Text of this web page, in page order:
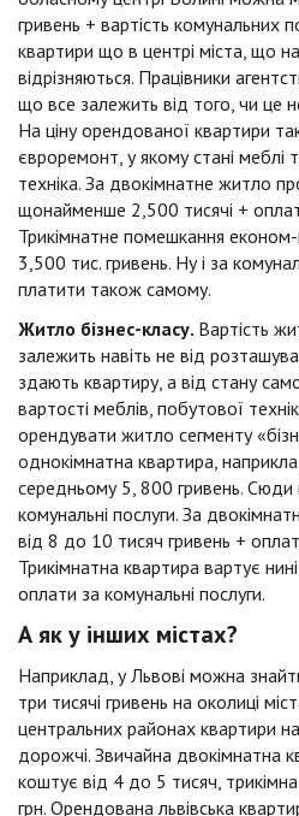
гривень + вартість комунальних
квартири що в центрі міста, що
відрізняються. Працівники
що все залежить від того, чи це
На ціну орендованої квартири
євроремонт, у якому стані меблі
техніка. За двокімнатне житло
щонайменше 2,500 тисячі +
Трикімнатне помешкання
3,500 тис. гривень. Ну і за
платити також самому.
Житло бізнес-класу. Вартість
залежить навіть не від
здають квартиру, а від стану
вартості меблів, побутової
орендувати житло сегменту
однокімнатна квартира,
середньому 5, 800 гривень.
комунальні послуги. За
від 8 до 10 тисяч гривень +
Трикімнатна квартира вартує
оплати за комунальні послуги.
А як у інших містах?
Наприклад, у Львові можна
три тисячі гривень на околиці
центральних районах квартири
дорожчі. Звичайна двокімнатна
коштує від 4 до 5 тисяч,
грн. Орендована львівська